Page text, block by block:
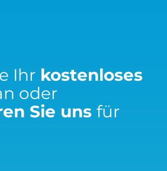
Ihr kostenloses
oder
Sie uns für